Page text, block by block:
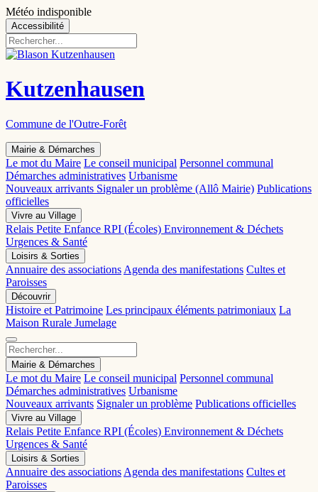
Météo indisponible
Accessibilité
Kutzenhausen
Commune de l'Outre-Forêt
Mairie & Démarches
Le mot du Maire Le conseil municipal Personnel communal
Démarches administratives Urbanisme
Nouveaux arrivants Signaler un problème (Allô Mairie) Publications
officielles
Vivre au Village
Relais Petite Enfance RPI (Écoles) Environnement & Déchets
Urgences & Santé
Loisirs & Sorties
Annuaire des associations Agenda des manifestations Cultes et
Paroisses
Découvrir
Histoire et Patrimoine Les principaux éléments patrimoniaux La
Maison Rurale Jumelage
Mairie & Démarches
Le mot du Maire Le conseil municipal Personnel communal
Démarches administratives Urbanisme
Nouveaux arrivants Signaler un problème Publications officielles
Vivre au Village
Relais Petite Enfance RPI (Écoles) Environnement & Déchets
Urgences & Santé
Loisirs & Sorties
Annuaire des associations Agenda des manifestations Cultes et
Paroisses